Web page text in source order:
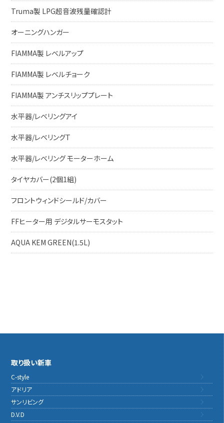
Truma製 LPG超音波残量確認計
オーニングハンガー
FIAMMA製 レベルアップ
FIAMMA製 レベルチョーク
FIAMMA製 アンチスリッププレート
水平器/レベリングアイ
水平器/レベリングT
水平器/レベリング モーターホーム
タイヤカバー(2個1組)
フロントウィンドシールド/カバー
FFヒーター用 デジタルサーモスタット
AQUA KEM GREEN(1.5L)
取り扱い新車
C-style
アドリア
サンリビング
D.V.D